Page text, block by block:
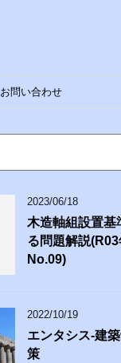
お問い合わせ
2023/06/18
木造軸組設置基
る問題解説(R03
No.09)
2022/10/19
エンタシス-建
策